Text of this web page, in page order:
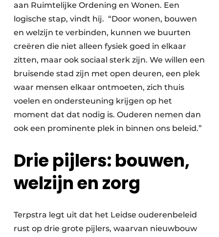
aan Ruimtelijke Ordening en Wonen. Een
logische stap, vindt hij. “Door wonen, bouwen
en welzijn te verbinden, kunnen we buurten
creëren die niet alleen fysiek goed in elkaar
zitten, maar ook sociaal sterk zijn. We willen een
bruisende stad zijn met open deuren, een plek
waar mensen elkaar ontmoeten, zich thuis
voelen en ondersteuning krijgen op het
moment dat dat nodig is. Ouderen nemen dan
ook een prominente plek in binnen ons beleid.”
Drie pijlers: bouwen,
welzijn en zorg
Terpstra legt uit dat het Leidse ouderenbeleid
rust op drie grote pijlers, waarvan nieuwbouw